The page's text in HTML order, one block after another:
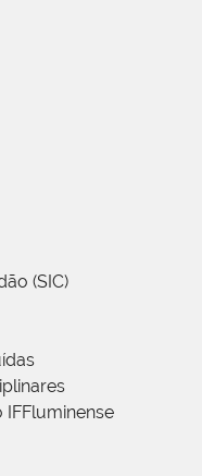
(SIC)
IFFluminense